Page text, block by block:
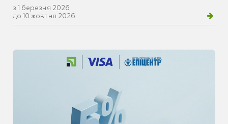
з 1 березня 2026
до 10 жовтня 2026